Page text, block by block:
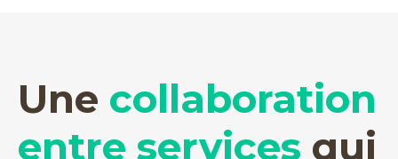
Une collaboration
entre services qui